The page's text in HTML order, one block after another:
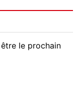
le prochain